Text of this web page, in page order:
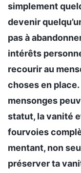
simplement
devenir
pas à
intérêts
recourir au
choses en
mensonges
statut, la vanité
fourvoies
mentant, non
préserver ta